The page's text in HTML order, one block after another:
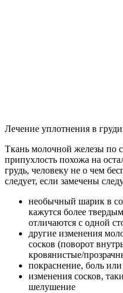
Лечение уплотнения в
Ткань молочной железы по
припухлость похожа на
грудь, человеку не о чем
следует, если замечены
необычный шарик в
кажутся более
отличаются с одной
другие изменения
сосков (поворот
кровянистые/
покраснение, боль или
изменения сосков,
шелушение